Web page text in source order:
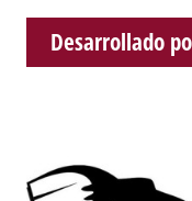
Desarrollado